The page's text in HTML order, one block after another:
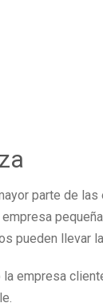
parte de
pueden llevar
empresa